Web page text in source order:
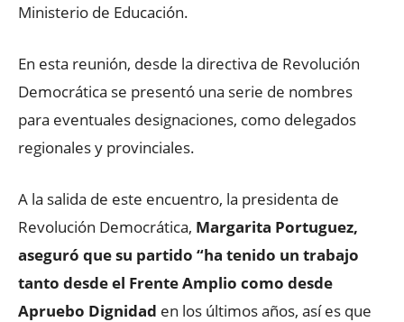
Ministerio de Educación.
En esta reunión, desde la directiva de Revolución
Democrática se presentó una serie de nombres
para eventuales designaciones, como delegados
regionales y provinciales.
A la salida de este encuentro, la presidenta de
Revolución Democrática, Margarita Portuguez,
aseguró que su partido “ha tenido un trabajo
tanto desde el Frente Amplio como desde
Apruebo Dignidad en los últimos años, así es que